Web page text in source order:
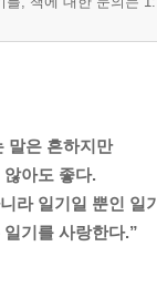
말은 흔하지만
아도 좋다.
라 일기일 뿐인 일
기를 사랑한다.”